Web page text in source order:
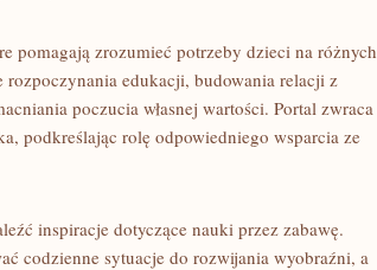
pomagają zrozumieć potrzeby dzieci na różnych
rozpoczynania edukacji, budowania relacji z
poczucia własnej wartości. Portal zwraca
podkreślając rolę odpowiedniego wsparcia ze
inspiracje dotyczące nauki przez zabawę.
codzienne sytuacje do rozwijania wyobraźni, a